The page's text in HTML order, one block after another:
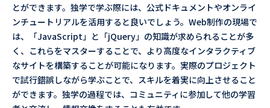
とができます。独学で学ぶ際には、公式ドキュメントやオンライ
ンチュートリアルを活用すると良いでしょう。Web制作の現場で
は、「JavaScript」と「jQuery」の知識が求められることが多
く、これらをマスターすることで、より高度なインタラクティブ
なサイトを構築することが可能になります。実際のプロジェクト
で試行錯誤しながら学ぶことで、スキルを着実に向上させること
ができます。独学の過程では、コミュニティに参加して他の学習